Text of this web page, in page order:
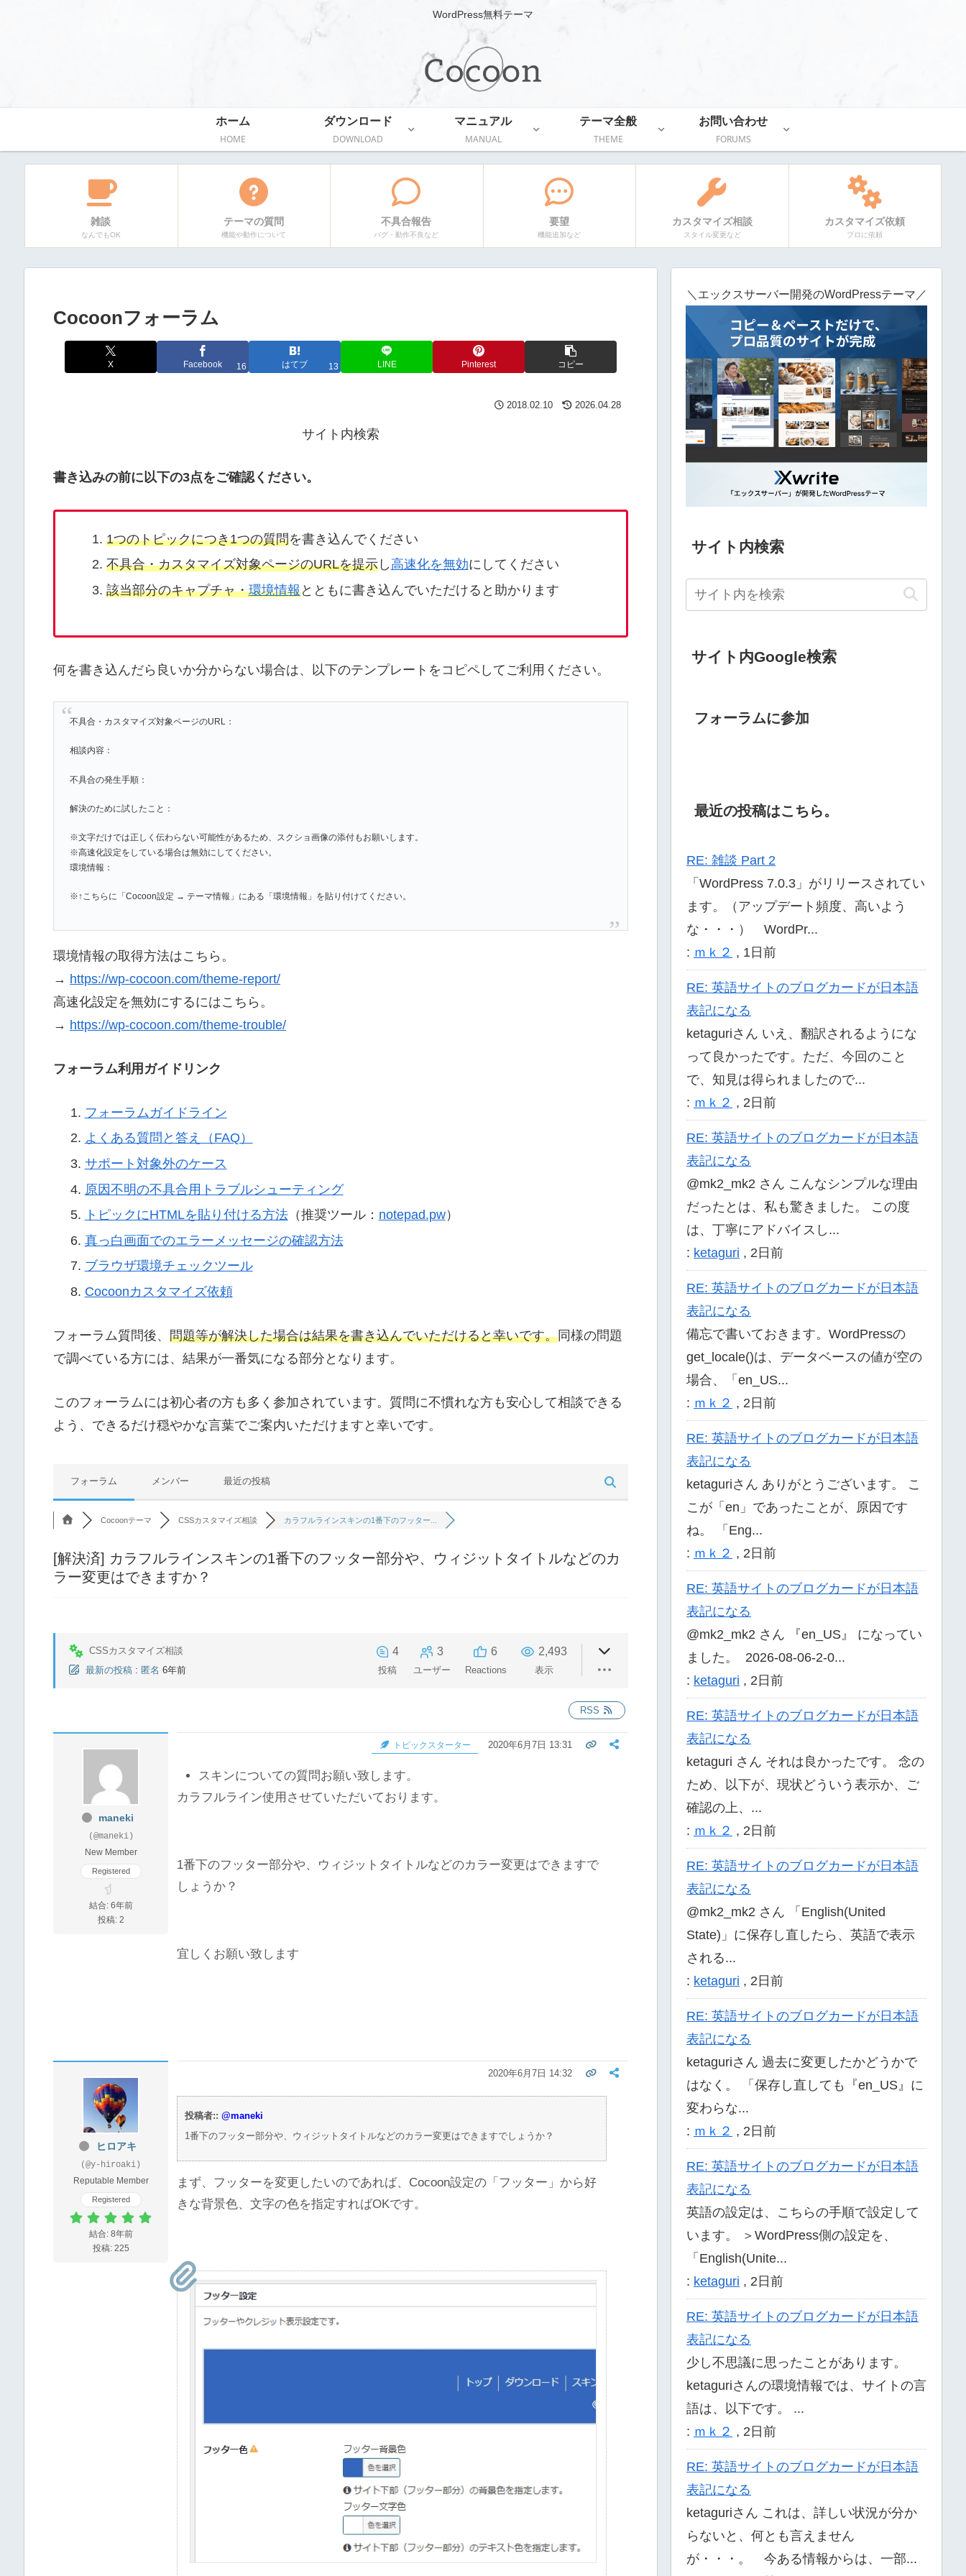
WordPress無料テーマ
ホーム
HOME
ダウンロード
DOWNLOAD
マニュアル
MANUAL
テーマ全般
THEME
お問い合わせ
FORUMS
雑談
なんでもOK
テーマの質問
機能や動作について
不具合報告
バグ・動作不良など
要望
機能追加など
カスタマイズ相談
スタイル変更など
カスタマイズ依頼
プロに依頼
Cocoonフォーラム
X Facebook 16 はてブ 13 LINE Pinterest コピー
2018.02.10 2026.04.28
サイト内検索
書き込みの前に以下の3点をご確認ください。
1つのトピックにつき1つの質問を書き込んでください
不具合・カスタマイズ対象ページのURLを提示し 高速化を無効にしてください
該当部分のキャプチャ・環境情報とともに書き込んでいただけると助かります
何を書き込んだら良いか分からない場合は、以下のテンプレートをコピペしてご利用ください。
不具合・カスタマイズ対象ページのURL：
相談内容：
不具合の発生手順：
解決のために試したこと：
※文字だけでは正しく伝わらない可能性があるため、スクショ画像の添付もお願いします。
※高速化設定をしている場合は無効にしてください。
環境情報：
※↑こちらに「Cocoon設定 → テーマ情報」にある「環境情報」を貼り付けてください。
環境情報の取得方法はこちら。
→ https://wp-cocoon.com/theme-report/
高速化設定を無効にするにはこちら。
→ https://wp-cocoon.com/theme-trouble/
フォーラム利用ガイドリンク
フォーラムガイドライン
よくある質問と答え（FAQ）
サポート対象外のケース
原因不明の不具合用トラブルシューティング
トピックにHTMLを貼り付ける方法（推奨ツール： notepad.pw）
真っ白画面でのエラーメッセージの確認方法
ブラウザ環境チェックツール
Cocoonカスタマイズ依頼
フォーラム質問後、 問題等が解決した場合は結果を書き込んでいただけると幸いです。同様の問題
で調べている方には、結果が一番気になる部分となります。
このフォーラムには初心者の方も多く参加されています。質問に不慣れな方も安心して相談できる
よう、できるだけ穏やかな言葉でご案内いただけますと幸いです。
フォーラム メンバー 最近の投稿
Cocoonテーマ CSSカスタマイズ相談 カラフルラインスキンの1番下のフッター...
[解決済] カラフルラインスキンの1番下のフッター部分や、ウィジットタイトルなどのカ
ラー変更はできますか？
CSSカスタマイズ相談
最新の投稿 : 匿名 6年前
4
投稿
3
ユーザー
6
Reactions
2,493
表示
RSS
maneki
(@maneki)
New Member
Registered
結合: 6年前
投稿: 2
トピックスターター 2020年6月7日 13:31
スキンについての質問お願い致します。
カラフルライン使用させていただいております。
1番下のフッター部分や、ウィジットタイトルなどのカラー変更はできますで
しょうか？
宜しくお願い致します
ヒロアキ
(@y-hiroaki)
Reputable Member
Registered
結合: 8年前
投稿: 225
2020年6月7日 14:32
投稿者:: @maneki
1番下のフッター部分や、ウィジットタイトルなどのカラー変更はできますでしょうか？
まず、フッターを変更したいのであれば、 Cocoon設定の「フッター」から好
きな背景色、文字の色を指定すればOKです。
＼エックスサーバー開発のWordPressテーマ／
サイト内検索
サイト内Google検索
フォーラムに参加
最近の投稿はこちら。
RE: 雑談 Part 2
「WordPress 7.0.3」がリリースされてい
ます。（アップデート頻度、高いよう
な・・・） WordPr...
: ｍｋ２ , 1日前
RE: 英語サイトのブログカードが日本語
表記になる
ketaguriさん いえ、翻訳されるようにな
って良かったです。ただ、今回のこと
で、知見は得られましたので...
: ｍｋ２ , 2日前
RE: 英語サイトのブログカードが日本語
表記になる
@mk2_mk2 さん こんなシンプルな理由
だったとは、私も驚きました。 この度
は、丁寧にアドバイスし...
: ketaguri , 2日前
RE: 英語サイトのブログカードが日本語
表記になる
備忘で書いておきます。WordPressの
get_locale()は、データベースの値が空の
場合、「en_US...
: ｍｋ２ , 2日前
RE: 英語サイトのブログカードが日本語
表記になる
ketaguriさん ありがとうございます。 こ
こが「en」であったことが、原因です
ね。 「Eng...
: ｍｋ２ , 2日前
RE: 英語サイトのブログカードが日本語
表記になる
@mk2_mk2 さん 『en_US』 になってい
ました。 2026-08-06-2-0...
: ketaguri , 2日前
RE: 英語サイトのブログカードが日本語
表記になる
ketaguri さん それは良かったです。 念の
ため、以下が、現状どういう表示か、ご
確認の上、...
: ｍｋ２ , 2日前
RE: 英語サイトのブログカードが日本語
表記になる
@mk2_mk2 さん 「English(United
State)」に保存し直したら、英語で表示
される...
: ketaguri , 2日前
RE: 英語サイトのブログカードが日本語
表記になる
ketaguriさん 過去に変更したかどうかで
はなく。 「保存し直しても『en_US』に
変わらな...
: ｍｋ２ , 2日前
RE: 英語サイトのブログカードが日本語
表記になる
英語の設定は、こちらの手順で設定して
います。 ＞WordPress側の設定を、
「English(Unite...
: ketaguri , 2日前
RE: 英語サイトのブログカードが日本語
表記になる
少し不思議に思ったことがあります。
ketaguriさんの環境情報では、サイトの言
語は、以下です。 ...
: ｍｋ２ , 2日前
RE: 英語サイトのブログカードが日本語
表記になる
ketaguriさん これは、詳しい状況が分か
らないと、何とも言えません
が・・・。 今ある情報からは、一部...